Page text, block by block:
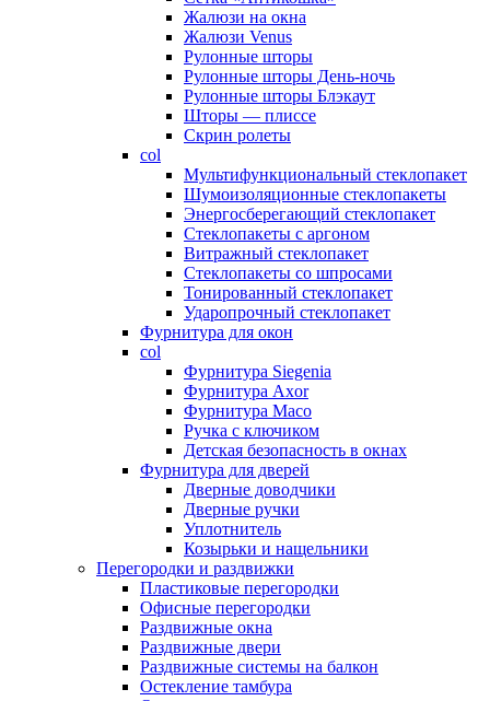
Жалюзи на окна
Жалюзи Venus
Рулонные шторы
Рулонные шторы День-ночь
Рулонные шторы Блэкаут
Шторы — плиссе
Скрин ролеты
col
Мультифункциональный стеклопакет
Шумоизоляционные стеклопакеты
Энергосберегающий стеклопакет
Стеклопакеты с аргоном
Витражный стеклопакет
Стеклопакеты со шпросами
Тонированный стеклопакет
Ударопрочный стеклопакет
Фурнитура для окон
col
Фурнитура Siegenia
Фурнитура Axor
Фурнитура Maco
Ручка с ключиком
Детская безопасность в окнах
Фурнитура для дверей
Дверные доводчики
Дверные ручки
Уплотнитель
Козырьки и нащельники
Перегородки и раздвижки
Пластиковые перегородки
Офисные перегородки
Раздвижные окна
Раздвижные двери
Раздвижные системы на балкон
Остекление тамбура